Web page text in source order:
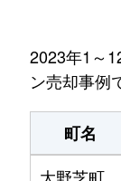
2023年1～
ン売却事例
町名